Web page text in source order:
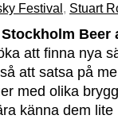
Festival, Stuart
Stockholm Beer
att finna nya
att satsa på
med olika
känna dem